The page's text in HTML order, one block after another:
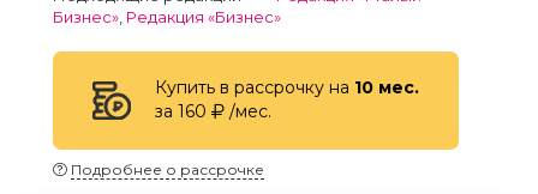
Бизнес» Редакция «Бизнес»
Купить в рассрочку на 10 мес.
за 160
/мес.
Подробнее о рассрочке